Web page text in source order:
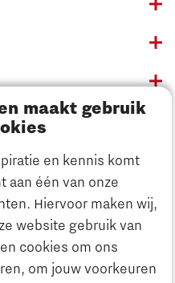
maakt gebruik
en kennis komt
aan één van onze
Hiervoor maken wij,
website gebruik van
cookies om ons
om jouw voorkeuren